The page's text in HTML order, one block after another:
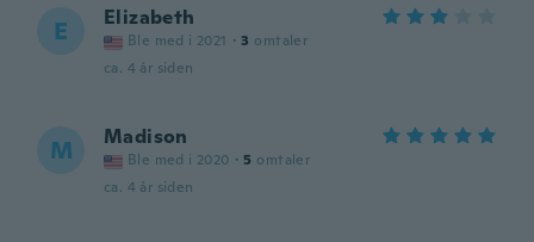
E Elizabeth
Ble med i 2021 · 3 omtaler
ca. 4 år siden
M Madison
Ble med i 2020 · 5 omtaler
ca. 4 år siden